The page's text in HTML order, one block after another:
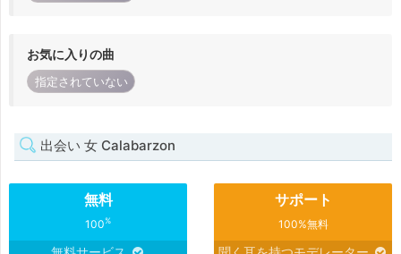
お気に入りの曲
指定されていない
出会い 女 Calabarzon
無料
100%
サポート
100%無料